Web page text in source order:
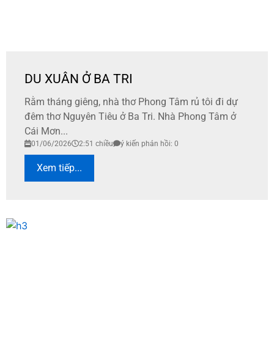
DU XUÂN Ở BA TRI
Rằm tháng giêng, nhà thơ Phong Tâm rủ tôi đi dự
đêm thơ Nguyên Tiêu ở Ba Tri. Nhà Phong Tâm ở
Cái Mơn...
01/06/2026 2:51 chiều ý kiến phản hồi: 0
Xem tiếp...